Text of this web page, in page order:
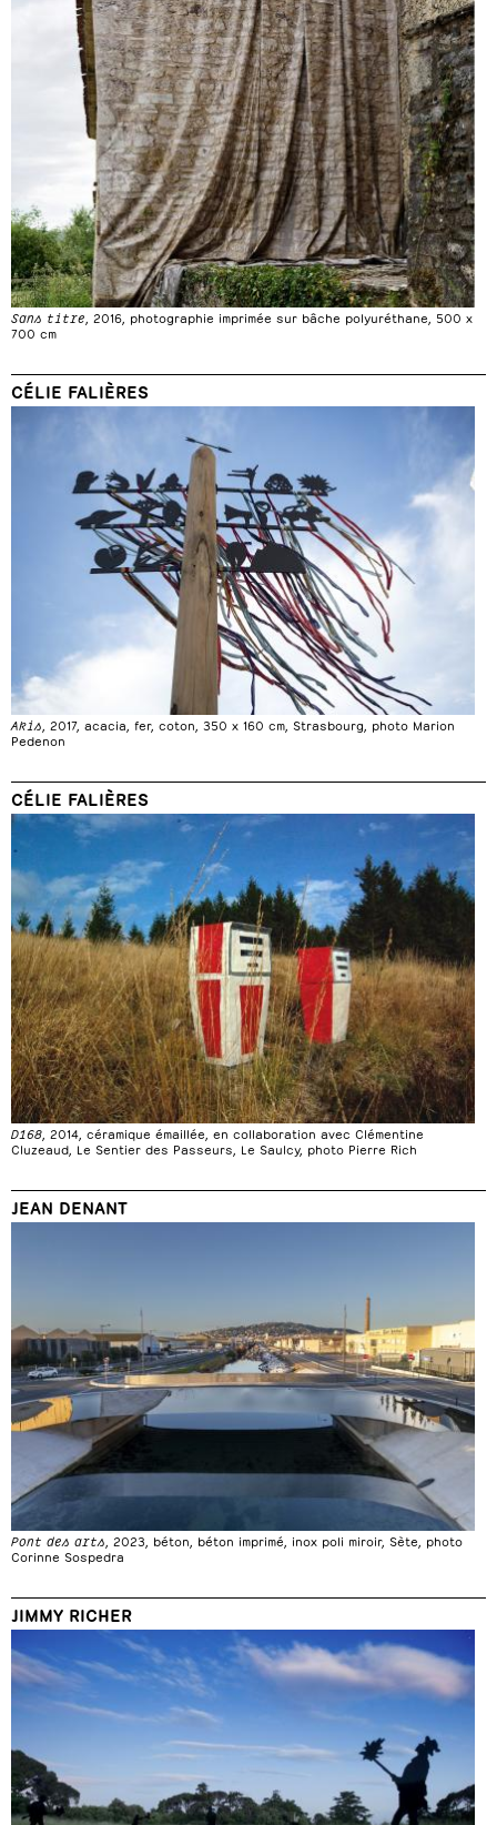
Sans titre , 2016, photographie imprimée sur bâche polyuréthane, 500 x
700 cm
CÉLIE FALIÈRES
Akis, 2017, acacia, fer, coton, 350 x 160 cm, Strasbourg, photo Marion
Pedenon
CÉLIE FALIÈRES
D168 , 2014, céramique émaillée, en collaboration avec Clémentine
Cluzeaud, Le Sentier des Passeurs, Le Saulcy, photo Pierre Rich
JEAN DENANT
Pont des arts, 2023, béton, béton imprimé, inox poli miroir, Sète, photo
Corinne Sospedra
JIMMY RICHER